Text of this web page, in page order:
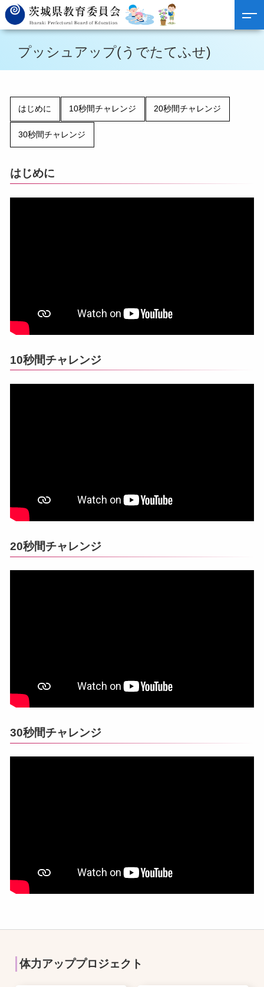
プッシュアップ(うでたてふせ)
はじめに 10秒間チャレンジ 20秒間チャレンジ
30秒間チャレンジ
はじめに
10秒間チャレンジ
20秒間チャレンジ
30秒間チャレンジ
体力アッププロジェクト